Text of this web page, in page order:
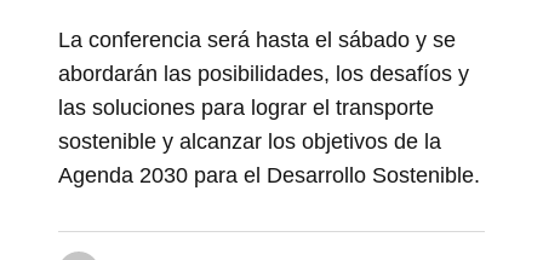
La conferencia será hasta el sábado y se
abordarán las posibilidades, los desafíos y
las soluciones para lograr el transporte
sostenible y alcanzar los objetivos de la
Agenda 2030 para el Desarrollo Sostenible.